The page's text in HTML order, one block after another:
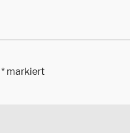
* markiert